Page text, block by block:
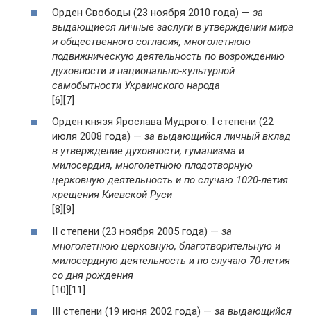
Орден Свободы (23 ноября 2010 года) — за
выдающиеся личные заслуги в утверждении мира
и общественного согласия, многолетнюю
подвижническую деятельность по возрождению
духовности и национально-культурной
самобытности Украинского народа
[6][7]
Орден князя Ярослава Мудрого: I степени (22
июля 2008 года) — за выдающийся личный вклад
в утверждение духовности, гуманизма и
милосердия, многолетнюю плодотворную
церковную деятельность и по случаю 1020-летия
крещения Киевской Руси
[8][9]
II степени (23 ноября 2005 года) — за
многолетнюю церковную, благотворительную и
милосердную деятельность и по случаю 70-летия
со дня рождения
[10][11]
III степени (19 июня 2002 года) — за выдающийся